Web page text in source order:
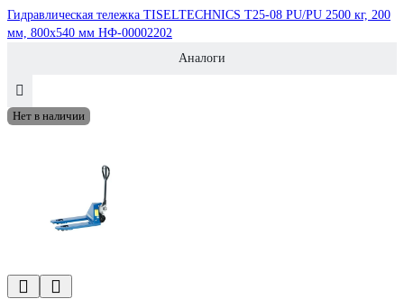
Гидравлическая тележка TISELTECHNICS T25-08 PU/PU 2500 кг, 200
мм, 800x540 мм НФ-00002202
Аналоги
Нет в наличии